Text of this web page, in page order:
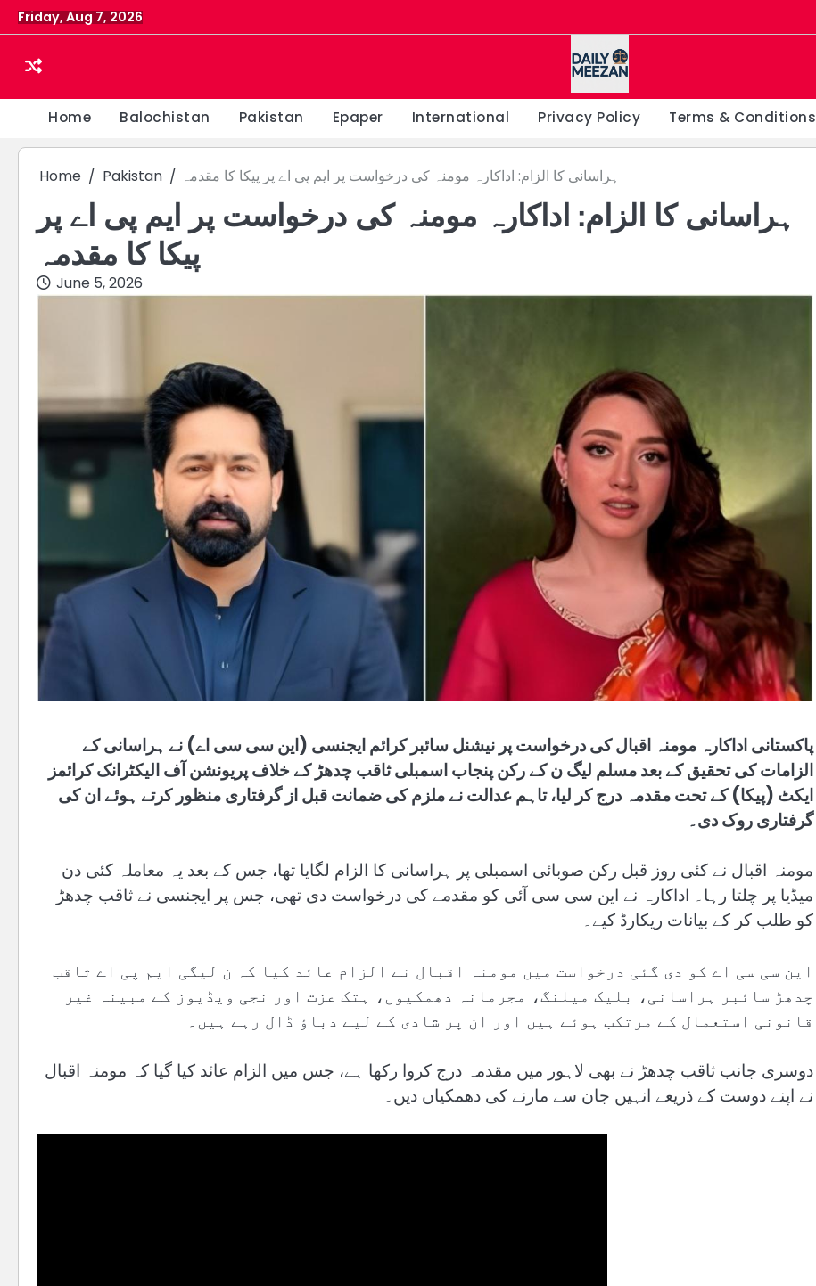
Skip
to
Friday, Aug 7, 2026
Home Balochistan Pakistan Epaper International Privacy Policy Terms & Conditions
Home Pakistan ہراسانی کا الزام: اداکارہ مومنہ کی درخواست پر ایم پی اے پر پیکا کا مقدمہ
ہراسانی کا الزام: اداکارہ مومنہ کی درخواست پر ایم پی اے پر
پیکا کا مقدمہ
June 5, 2026
پاکستانی اداکارہ مومنہ اقبال کی درخواست پر نیشنل سائبر کرائم ایجنسی (این سی سی اے) نے ہراسانی کے
الزامات کی تحقیق کے بعد مسلم لیگ ن کے رکن پنجاب اسمبلی ثاقب چدھڑ کے خلاف پریونشن آف الیکٹرانک کرائمز
ایکٹ (پیکا) کے تحت مقدمہ درج کر لیا، تاہم عدالت نے ملزم کی ضمانت قبل از گرفتاری منظور کرتے ہوئے ان کی
گرفتاری روک دی۔
مومنہ اقبال نے کئی روز قبل رکن صوبائی اسمبلی پر ہراسانی کا الزام لگایا تھا، جس کے بعد یہ معاملہ کئی دن
میڈیا پر چلتا رہا۔ اداکارہ نے این سی سی آئی کو مقدمے کی درخواست دی تھی، جس پر ایجنسی نے ثاقب چدھڑ
کو طلب کر کے بیانات ریکارڈ کیے۔
این سی سی اے کو دی گئی درخواست میں مومنہ اقبال نے الزام عائد کیا کہ ن لیگی ایم پی اے ثاقب
چدھڑ سائبر ہراسانی، بلیک میلنگ، مجرمانہ دھمکیوں، ہتک عزت اور نجی ویڈیوز کے مبینہ غیر
قانونی استعمال کے مرتکب ہوئے ہیں اور ان پر شادی کے لیے دباؤ ڈال رہے ہیں۔
دوسری جانب ثاقب چدھڑ نے بھی لاہور میں مقدمہ درج کروا رکھا ہے، جس میں الزام عائد کیا گیا کہ مومنہ اقبال
نے اپنے دوست کے ذریعے انہیں جان سے مارنے کی دھمکیاں دیں۔